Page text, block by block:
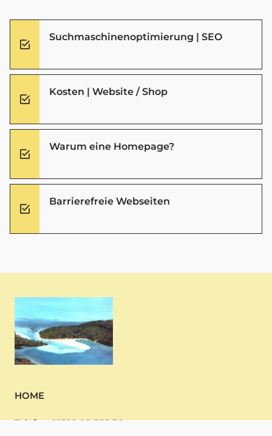
Suchmaschinenoptimierung | SEO
Kosten | Website / Shop
Warum eine Homepage?
Barrierefreie Webseiten
HOME
Telefon 01522 98 555 38